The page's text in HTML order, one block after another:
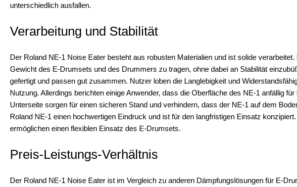
unterschiedlich ausfallen.
Verarbeitung und Stabilität
Der Roland NE-1 Noise Eater besteht aus robusten Materialien und ist solide
Gewicht des E-Drumsets und des Drummers zu tragen, ohne dabei an Stabilität
gefertigt und passen gut zusammen. Nutzer loben die Langlebigkeit und
Nutzung. Allerdings berichten einige Anwender, dass die Oberfläche des NE-1 anfällig
Unterseite sorgen für einen sicheren Stand und verhindern, dass der NE-1 auf dem
Roland NE-1 einen hochwertigen Eindruck und ist für den langfristigen Einsatz
ermöglichen einen flexiblen Einsatz des E-Drumsets.
Preis-Leistungs-Verhältnis
Der Roland NE-1 Noise Eater ist im Vergleich zu anderen Dämpfungslösungen für E-